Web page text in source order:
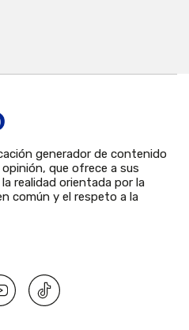
generador de contenido
que ofrece a sus
realidad orientada por la
común y el respeto a la